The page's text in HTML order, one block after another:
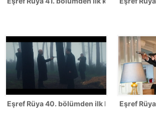
Eşref Rüya 40. bölümden ilk karelerEşref